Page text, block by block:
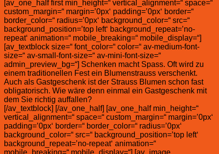
[av_one_half first min_height=“ vertical_alignment=“ space=“
custom_margin=“ margin=’0px‘ padding=’0px‘ border=“
border_color=“ radius=’0px‘ background_color=“ src=“
background_position=’top left‘ background_repeat=’no-
repeat‘ animation=“ mobile_breaking=“ mobile_display=“]
[av_textblock size=“ font_color=“ color=“ av-medium-font-
size=“ av-small-font-size=“ av-mini-font-size=“
admin_preview_bg=“] Schenken macht Spass. Oft wird zu
einem traditionellen Fest ein Blumenstrauss verschenkt.
Auch als Gastgeschenk ist der Strauss Blumen schon fast
obligatorisch. Wie wäre denn einmal ein Gastgeschenk mit
dem Sie richtig auffallen?
[/av_textblock] [/av_one_half] [av_one_half min_height=“
vertical_alignment=“ space=“ custom_margin=“ margin=’0px‘
padding=’0px‘ border=“ border_color=“ radius=’0px‘
background_color=“ src=“ background_position=’top left‘
background_repeat=’no-repeat‘ animation=“
mobile_breaking=“ mobile_display=“] [av_image